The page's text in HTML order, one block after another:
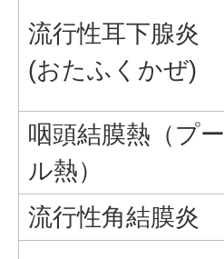
流行性耳下腺炎
(おたふくかぜ)
咽頭結膜熱（プー
ル熱）
流行性角結膜炎